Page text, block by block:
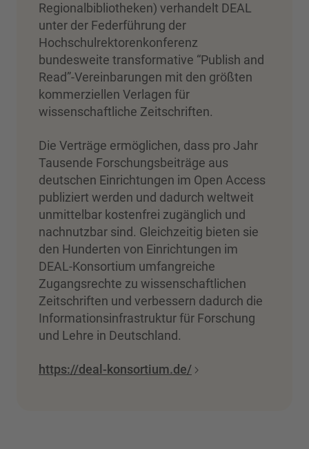
Regionalbibliotheken) verhandelt DEAL
unter der Federführung der
Hochschulrektorenkonferenz
bundesweite transformative “Publish and
Read”-Vereinbarungen mit den größten
kommerziellen Verlagen für
wissenschaftliche Zeitschriften.
Die Verträge ermöglichen, dass pro Jahr
Tausende Forschungsbeiträge aus
deutschen Einrichtungen im Open Access
publiziert werden und dadurch weltweit
unmittelbar kostenfrei zugänglich und
nachnutzbar sind. Gleichzeitig bieten sie
den Hunderten von Einrichtungen im
DEAL-Konsortium umfangreiche
Zugangsrechte zu wissenschaftlichen
Zeitschriften und verbessern dadurch die
Informationsinfrastruktur für Forschung
und Lehre in Deutschland.
https://deal-konsortium.de/